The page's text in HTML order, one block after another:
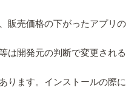
販売価格の下がったアプリの
は開発元の判断で変更される
ります。インストールの際に